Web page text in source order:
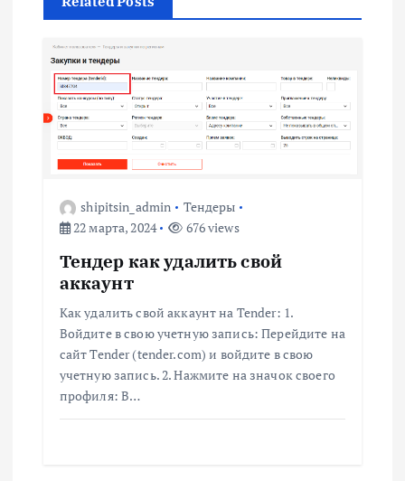
а
ц
и
shipitsin_admin
Тендеры
22 марта, 2024
676 views
Тендер как удалить свой
аккаунт
Как удалить свой аккаунт на Tender: 1.
Войдите в свою учетную запись: Перейдите на
сайт Tender (tender.com) и войдите в свою
учетную запись. 2. Нажмите на значок своего
профиля: В…